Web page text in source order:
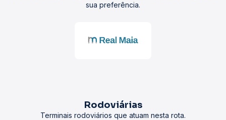
sua preferência.
Rodoviárias
Terminais rodoviários que atuam nesta rota.